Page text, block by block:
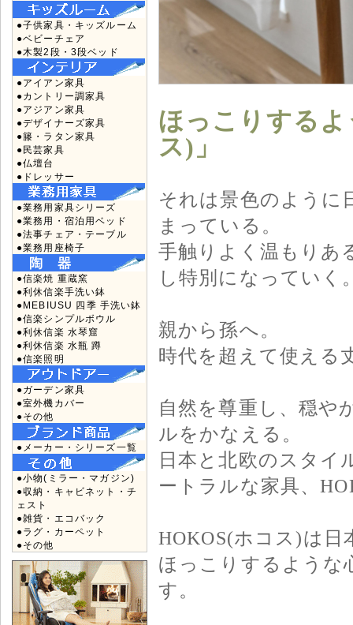
●子供家具・キッズルーム
●ベビーチェア
●木製2段・3段ベッド
●アイアン家具
●カントリー調家具
●アジアン家具
●デザイナーズ家具
●籐・ラタン家具
●民芸家具
●仏壇台
●ドレッサー
●業務用家具シリーズ
●業務用・宿泊用ベッド
●法事チェア・テーブル
●業務用座椅子
●信楽焼 重蔵窯
●利休信楽手洗い鉢
●MEBIUSU 四季 手洗い鉢
●信楽シンプルボウル
●利休信楽 水琴窟
●利休信楽 水瓶 蹲
●信楽照明
●ガーデン家具
●室外機カバー
●その他
●メーカー・シリーズ一覧
●小物(ミラー・マガジン)
●収納・キャビネット・チ
ェスト
●雑貨・エコバック
●ラグ・カーペット
●その他
ほっこりする
ス)」
それは景色のように
まっている。
手触りよく温もりあ
し特別になっていく
親から孫へ。
時代を超えて使える
自然を尊重し、穏や
ルをかなえる。
日本と北欧のスタイ
ートラルな家具、
HOKOS(ホコス)は
ほっこりするような
す。